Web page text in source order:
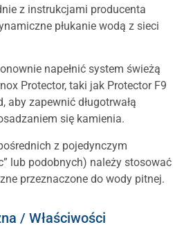
z instrukcjami producenta
płukanie wodą z sieci
napełnić system świeżą
Protector, taki jak Protector F9
aby zapewnić długotrwałą
się kamienia.
z pojedynczym
lub podobnych) należy stosować
przeznaczone do wody pitnej.
/ Właściwości